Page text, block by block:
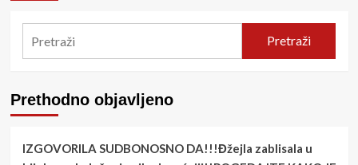
Pretraži
Prethodno objavljeno
IZGOVORILA SUDBONOSNO DA!!!Đžejla zablisala u